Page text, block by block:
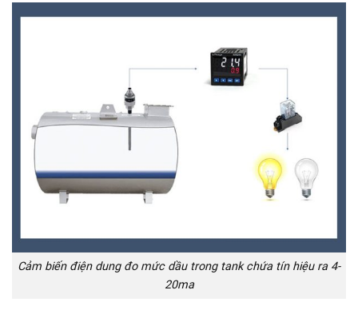
Cảm biến điện dung đo mức dầu trong tank chứa tín hiệu ra 4-
20ma